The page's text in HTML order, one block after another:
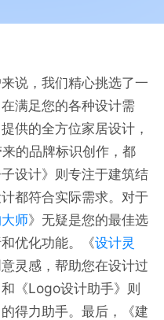
说，我们精心挑选了一
满足您的各种设计需
供的全方位家居设计，
的品牌标识创作，都
设计》则专注于建筑结
都符合实际需求。对于
师》无疑是您的最佳选
优化功能。《设计灵
灵感，帮助您在设计过
《Logo设计助手》则
得力助手。最后，《建